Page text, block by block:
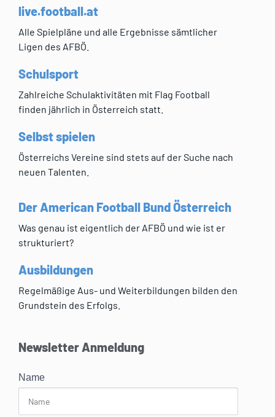
live.football.at
Alle Spielpläne und alle Ergebnisse sämtlicher
Ligen des AFBÖ.
Schulsport
Zahlreiche Schulaktivitäten mit Flag Football
finden jährlich in Österreich statt.
Selbst spielen
Österreichs Vereine sind stets auf der Suche nach
neuen Talenten.
Der American Football Bund Österreich
Was genau ist eigentlich der AFBÖ und wie ist er
strukturiert?
Ausbildungen
Regelmäßige Aus- und Weiterbildungen bilden den
Grundstein des Erfolgs.
Newsletter Anmeldung
Name